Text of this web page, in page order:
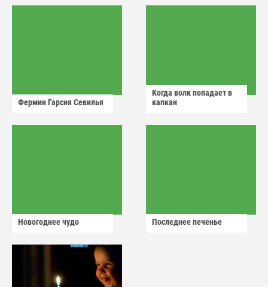
Фермин Гарсия Севилья
Когда волк попадает в
капкан
Новогоднее чудо Последнее печенье